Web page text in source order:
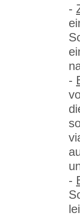
-
-
-